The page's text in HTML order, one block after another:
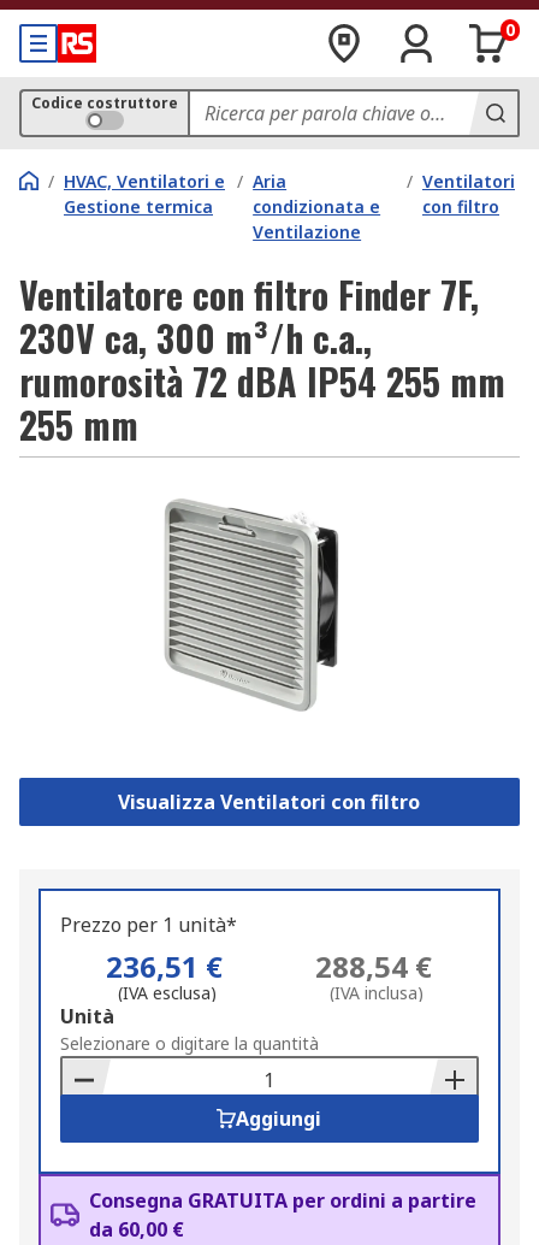
0
Codice costruttore
/ HVAC, Ventilatori e
Gestione termica
/ Aria
condizionata e
Ventilazione
/ Ventilatori
con filtro
Ventilatore con filtro Finder 7F,
230V ca, 300 m³/h c.a.,
rumorosità 72 dBA IP54 255 mm
255 mm
Visualizza Ventilatori con filtro
Prezzo per 1 unità*
236,51 €
(IVA esclusa)
288,54 €
(IVA inclusa)
Add
to
Basket
Unità
Selezionare o digitare la quantità
Aggiungi
Consegna GRATUITA per ordini a partire
da 60,00 €